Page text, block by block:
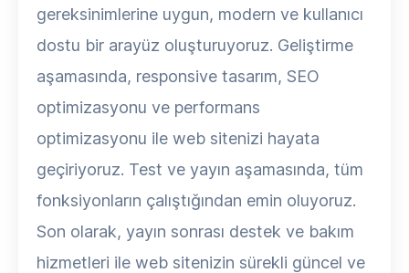
gereksinimlerine uygun, modern ve kullanıcı
dostu bir arayüz oluşturuyoruz. Geliştirme
aşamasında, responsive tasarım, SEO
optimizasyonu ve performans
optimizasyonu ile web sitenizi hayata
geçiriyoruz. Test ve yayın aşamasında, tüm
fonksiyonların çalıştığından emin oluyoruz.
Son olarak, yayın sonrası destek ve bakım
hizmetleri ile web sitenizin sürekli güncel ve